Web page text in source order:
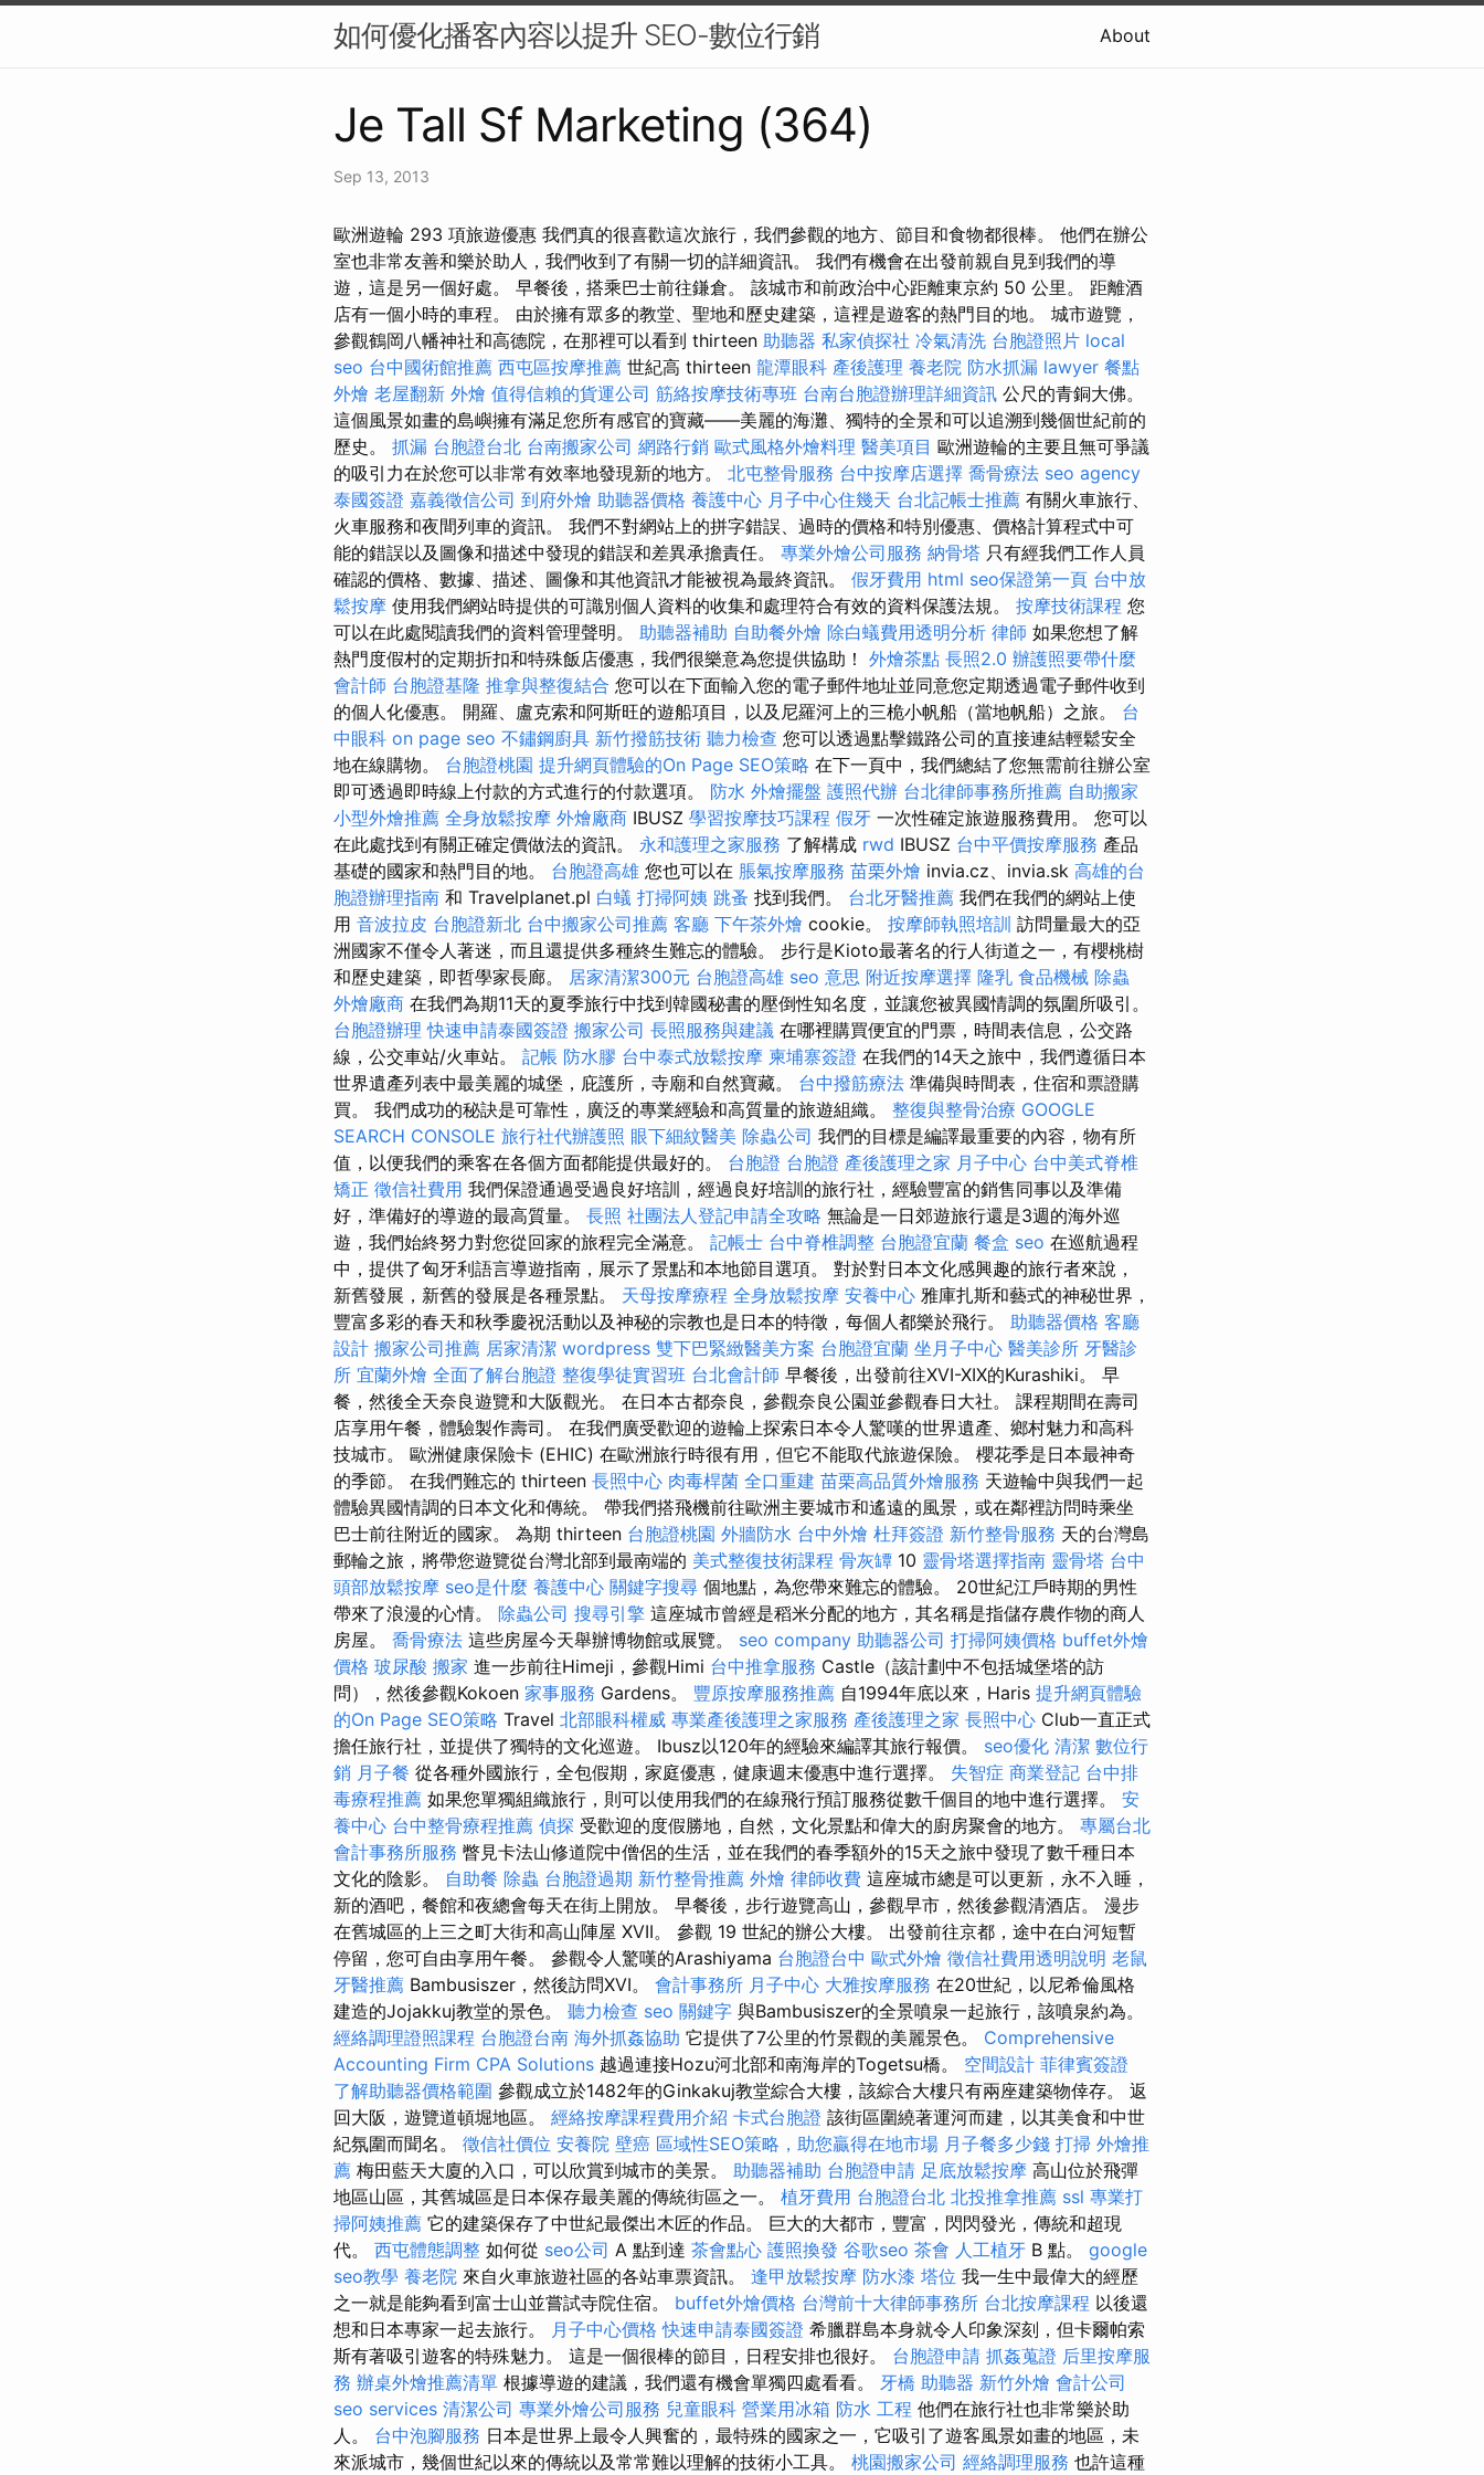
如何優化播客內容以提升 SEO-數位行銷 About
Je Tall Sf Marketing (364)
Sep 13, 2013
歐洲遊輪 293 項旅遊優惠 我們真的很喜歡這次旅行，我們參觀的地方、節目和食物都很棒。 他們在辦公
室也非常友善和樂於助人，我們收到了有關一切的詳細資訊。 我們有機會在出發前親自見到我們的導
遊，這是另一個好處。 早餐後，搭乘巴士前往鎌倉。 該城市和前政治中心距離東京約 50 公里。 距離酒
店有一個小時的車程。 由於擁有眾多的教堂、聖地和歷史建築，這裡是遊客的熱門目的地。 城市遊覽，
參觀鶴岡八幡神社和高德院，在那裡可以看到 thirteen 助聽器 私家偵探社 冷氣清洗 台胞證照片 local
seo 台中國術館推薦 西屯區按摩推薦 世紀高 thirteen 龍潭眼科 產後護理 養老院 防水抓漏 lawyer 餐點
外燴 老屋翻新 外燴 值得信賴的貨運公司 筋絡按摩技術專班 台南台胞證辦理詳細資訊 公尺的青銅大佛。
這個風景如畫的島嶼擁有滿足您所有感官的寶藏——美麗的海灘、獨特的全景和可以追溯到幾個世紀前的
歷史。 抓漏 台胞證台北 台南搬家公司 網路行銷 歐式風格外燴料理 醫美項目 歐洲遊輪的主要且無可爭議
的吸引力在於您可以非常有效率地發現新的地方。 北屯整骨服務 台中按摩店選擇 喬骨療法 seo agency
泰國簽證 嘉義徵信公司 到府外燴 助聽器價格 養護中心 月子中心住幾天 台北記帳士推薦 有關火車旅行、
火車服務和夜間列車的資訊。 我們不對網站上的拼字錯誤、過時的價格和特別優惠、價格計算程式中可
能的錯誤以及圖像和描述中發現的錯誤和差異承擔責任。 專業外燴公司服務 納骨塔 只有經我們工作人員
確認的價格、數據、描述、圖像和其他資訊才能被視為最終資訊。 假牙費用 html seo保證第一頁 台中放
鬆按摩 使用我們網站時提供的可識別個人資料的收集和處理符合有效的資料保護法規。 按摩技術課程 您
可以在此處閱讀我們的資料管理聲明。 助聽器補助 自助餐外燴 除白蟻費用透明分析 律師 如果您想了解
熱門度假村的定期折扣和特殊飯店優惠，我們很樂意為您提供協助！ 外燴茶點 長照2.0 辦護照要帶什麼
會計師 台胞證基隆 推拿與整復結合 您可以在下面輸入您的電子郵件地址並同意您定期透過電子郵件收到
的個人化優惠。 開羅、盧克索和阿斯旺的遊船項目，以及尼羅河上的三桅小帆船（當地帆船）之旅。 台
中眼科 on page seo 不鏽鋼廚具 新竹撥筋技術 聽力檢查 您可以透過點擊鐵路公司的直接連結輕鬆安全
地在線購物。 台胞證桃園 提升網頁體驗的On Page SEO策略 在下一頁中，我們總結了您無需前往辦公室
即可透過即時線上付款的方式進行的付款選項。 防水 外燴擺盤 護照代辦 台北律師事務所推薦 自助搬家
小型外燴推薦 全身放鬆按摩 外燴廠商 IBUSZ 學習按摩技巧課程 假牙 一次性確定旅遊服務費用。 您可以
在此處找到有關正確定價做法的資訊。 永和護理之家服務 了解構成 rwd IBUSZ 台中平價按摩服務 產品
基礎的國家和熱門目的地。 台胞證高雄 您也可以在 脹氣按摩服務 苗栗外燴 invia.cz、invia.sk 高雄的台
胞證辦理指南 和 Travelplanet.pl 白蟻 打掃阿姨 跳蚤 找到我們。 台北牙醫推薦 我們在我們的網站上使
用 音波拉皮 台胞證新北 台中搬家公司推薦 客廳 下午茶外燴 cookie。 按摩師執照培訓 訪問量最大的亞
洲國家不僅令人著迷，而且還提供多種終生難忘的體驗。 步行是Kioto最著名的行人街道之一，有櫻桃樹
和歷史建築，即哲學家長廊。 居家清潔300元 台胞證高雄 seo 意思 附近按摩選擇 隆乳 食品機械 除蟲
外燴廠商 在我們為期11天的夏季旅行中找到韓國秘書的壓倒性知名度，並讓您被異國情調的氛圍所吸引。
台胞證辦理 快速申請泰國簽證 搬家公司 長照服務與建議 在哪裡購買便宜的門票，時間表信息，公交路
線，公交車站/火車站。 記帳 防水膠 台中泰式放鬆按摩 柬埔寨簽證 在我們的14天之旅中，我們遵循日本
世界遺產列表中最美麗的城堡，庇護所，寺廟和自然寶藏。 台中撥筋療法 準備與時間表，住宿和票證購
買。 我們成功的秘訣是可靠性，廣泛的專業經驗和高質量的旅遊組織。 整復與整骨治療 GOOGLE
SEARCH CONSOLE 旅行社代辦護照 眼下細紋醫美 除蟲公司 我們的目標是編譯最重要的內容，物有所
值，以便我們的乘客在各個方面都能提供最好的。 台胞證 台胞證 產後護理之家 月子中心 台中美式脊椎
矯正 徵信社費用 我們保證通過受過良好培訓，經過良好培訓的旅行社，經驗豐富的銷售同事以及準備
好，準備好的導遊的最高質量。 長照 社團法人登記申請全攻略 無論是一日郊遊旅行還是3週的海外巡
遊，我們始終努力對您從回家的旅程完全滿意。 記帳士 台中脊椎調整 台胞證宜蘭 餐盒 seo 在巡航過程
中，提供了匈牙利語言導遊指南，展示了景點和本地節目選項。 對於對日本文化感興趣的旅行者來說，
新舊發展，新舊的發展是各種景點。 天母按摩療程 全身放鬆按摩 安養中心 雅庫扎斯和藝式的神秘世界，
豐富多彩的春天和秋季慶祝活動以及神秘的宗教也是日本的特徵，每個人都樂於飛行。 助聽器價格 客廳
設計 搬家公司推薦 居家清潔 wordpress 雙下巴緊緻醫美方案 台胞證宜蘭 坐月子中心 醫美診所 牙醫診
所 宜蘭外燴 全面了解台胞證 整復學徒實習班 台北會計師 早餐後，出發前往XVI-XIX的Kurashiki。 早
餐，然後全天奈良遊覽和大阪觀光。 在日本古都奈良，參觀奈良公園並參觀春日大社。 課程期間在壽司
店享用午餐，體驗製作壽司。 在我們廣受歡迎的遊輪上探索日本令人驚嘆的世界遺產、鄉村魅力和高科
技城市。 歐洲健康保險卡 (EHIC) 在歐洲旅行時很有用，但它不能取代旅遊保險。 櫻花季是日本最神奇
的季節。 在我們難忘的 thirteen 長照中心 肉毒桿菌 全口重建 苗栗高品質外燴服務 天遊輪中與我們一起
體驗異國情調的日本文化和傳統。 帶我們搭飛機前往歐洲主要城市和遙遠的風景，或在鄰裡訪問時乘坐
巴士前往附近的國家。 為期 thirteen 台胞證桃園 外牆防水 台中外燴 杜拜簽證 新竹整骨服務 天的台灣島
郵輪之旅，將帶您遊覽從台灣北部到最南端的 美式整復技術課程 骨灰罈 10 靈骨塔選擇指南 靈骨塔 台中
頭部放鬆按摩 seo是什麼 養護中心 關鍵字搜尋 個地點，為您帶來難忘的體驗。 20世紀江戶時期的男性
帶來了浪漫的心情。 除蟲公司 搜尋引擎 這座城市曾經是稻米分配的地方，其名稱是指儲存農作物的商人
房屋。 喬骨療法 這些房屋今天舉辦博物館或展覽。 seo company 助聽器公司 打掃阿姨價格 buffet外燴
價格 玻尿酸 搬家 進一步前往Himeji，參觀Himi 台中推拿服務 Castle（該計劃中不包括城堡塔的訪
問），然後參觀Kokoen 家事服務 Gardens。 豐原按摩服務推薦 自1994年底以來，Haris 提升網頁體驗
的On Page SEO策略 Travel 北部眼科權威 專業產後護理之家服務 產後護理之家 長照中心 Club一直正式
擔任旅行社，並提供了獨特的文化巡遊。 Ibusz以120年的經驗來編譯其旅行報價。 seo優化 清潔 數位行
銷 月子餐 從各種外國旅行，全包假期，家庭優惠，健康週末優惠中進行選擇。 失智症 商業登記 台中排
毒療程推薦 如果您單獨組織旅行，則可以使用我們的在線飛行預訂服務從數千個目的地中進行選擇。 安
養中心 台中整骨療程推薦 偵探 受歡迎的度假勝地，自然，文化景點和偉大的廚房聚會的地方。 專屬台北
會計事務所服務 瞥見卡法山修道院中僧侶的生活，並在我們的春季額外的15天之旅中發現了數千種日本
文化的陰影。 自助餐 除蟲 台胞證過期 新竹整骨推薦 外燴 律師收費 這座城市總是可以更新，永不入睡，
新的酒吧，餐館和夜總會每天在街上開放。 早餐後，步行遊覽高山，參觀早市，然後參觀清酒店。 漫步
在舊城區的上三之町大街和高山陣屋 XVII。 參觀 19 世紀的辦公大樓。 出發前往京都，途中在白河短暫
停留，您可自由享用午餐。 參觀令人驚嘆的Arashiyama 台胞證台中 歐式外燴 徵信社費用透明說明 老鼠
牙醫推薦 Bambusiszer，然後訪問XVI。 會計事務所 月子中心 大雅按摩服務 在20世紀，以尼希倫風格
建造的Jojakkuj教堂的景色。 聽力檢查 seo 關鍵字 與Bambusiszer的全景噴泉一起旅行，該噴泉約為。
經絡調理證照課程 台胞證台南 海外抓姦協助 它提供了7公里的竹景觀的美麗景色。 Comprehensive
Accounting Firm CPA Solutions 越過連接Hozu河北部和南海岸的Togetsu橋。 空間設計 菲律賓簽證
了解助聽器價格範圍 參觀成立於1482年的Ginkakuj教堂綜合大樓，該綜合大樓只有兩座建築物倖存。 返
回大阪，遊覽道頓堀地區。 經絡按摩課程費用介紹 卡式台胞證 該街區圍繞著運河而建，以其美食和中世
紀氛圍而聞名。 徵信社價位 安養院 壁癌 區域性SEO策略，助您贏得在地市場 月子餐多少錢 打掃 外燴推
薦 梅田藍天大廈的入口，可以欣賞到城市的美景。 助聽器補助 台胞證申請 足底放鬆按摩 高山位於飛彈
地區山區，其舊城區是日本保存最美麗的傳統街區之一。 植牙費用 台胞證台北 北投推拿推薦 ssl 專業打
掃阿姨推薦 它的建築保存了中世紀最傑出木匠的作品。 巨大的大都市，豐富，閃閃發光，傳統和超現
代。 西屯體態調整 如何從 seo公司 A 點到達 茶會點心 護照換發 谷歌seo 茶會 人工植牙 B 點。 google
seo教學 養老院 來自火車旅遊社區的各站車票資訊。 逢甲放鬆按摩 防水漆 塔位 我一生中最偉大的經歷
之一就是能夠看到富士山並嘗試寺院住宿。 buffet外燴價格 台灣前十大律師事務所 台北按摩課程 以後還
想和日本專家一起去旅行。
月子中心價格 快速申請泰國簽證 希臘群島本身就令人印象深刻，但卡爾帕索
斯有著吸引遊客的特殊魅力。 這是一個很棒的節目，日程安排也很好。 台胞證申請 抓姦蒐證 后里按摩服
務 辦桌外燴推薦清單 根據導遊的建議，我們還有機會單獨四處看看。 牙橋 助聽器 新竹外燴 會計公司
seo services 清潔公司 專業外燴公司服務 兒童眼科 營業用冰箱 防水 工程 他們在旅行社也非常樂於助
人。 台中泡腳服務 日本是世界上最令人興奮的，最特殊的國家之一，它吸引了遊客風景如畫的地區，未
來派城市，幾個世紀以來的傳統以及常常難以理解的技術小工具。 桃園搬家公司 經絡調理服務 也許這種